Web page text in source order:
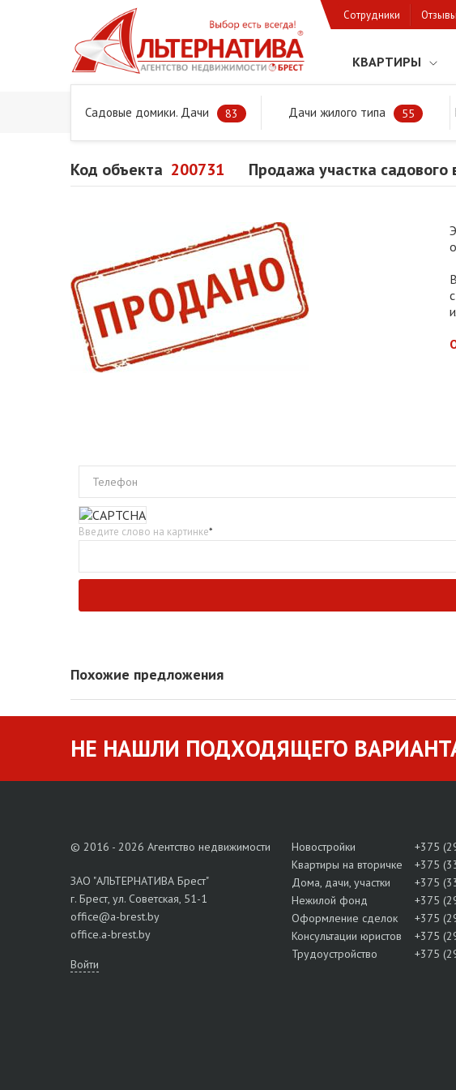
Сотрудники Отзывы
КВАРТИРЫ
Садовые домики. Дачи 83 Дачи жилого типа 55
Главная Предложения Дачи, садовые домики и участки Продажа
Код объекта 200731 Продажа участка
Телефон
Введите слово на картинке*
Похожие предложения
НЕ НАШЛИ ПОДХОДЯЩЕГО
© 2016 - 2026 Агентство недвижимости
ЗАО "АЛЬТЕРНАТИВА Брест"
г. Брест, ул. Советская, 51-1
office@a-brest.by
office.a-brest.by
Войти
Новостройки
+375
Квартиры на вторичке
+375
Дома, дачи, участки
+375
Нежилой фонд
+375
Оформление сделок
+375
Консультации юристов
+375
Трудоустройство
+375